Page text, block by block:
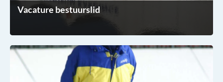
Vacature bestuurslid